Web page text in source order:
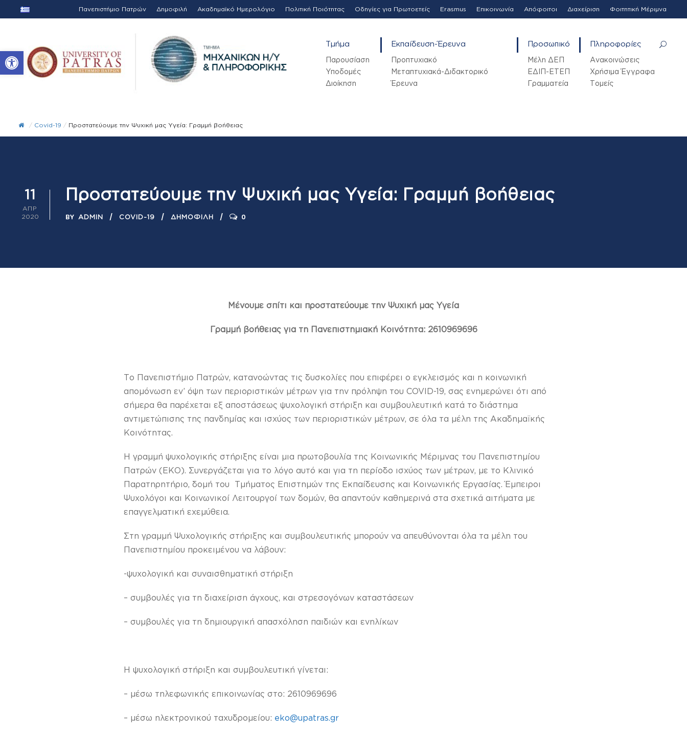
Ανοίξτε τη γραμμή εργαλείων
Πανεπιστήμιο Πατρών Δημοφιλή Ακαδημαϊκό Ημερολόγιο Πολιτική Ποιότητας Οδηγίες για Πρωτοετείς Erasmus Επικοινωνία Απόφοιτοι Διαχείριση Φοιτητική Μέριμνα
Τμήμα
Παρουσίαση
Υποδομές
Διοίκηση
Εκπαίδευση-Έρευνα
Προπτυχιακό
Μεταπτυχιακά-Διδακτορικό
Έρευνα
Προσωπικό
Μέλη ΔΕΠ
ΕΔΙΠ-ΕΤΕΠ
Γραμματεία
Πληροφορίες
Ανακοινώσεις
Χρήσιμα Έγγραφα
Τομείς
/ Covid-19 / Προστατεύουμε την Ψυχική μας Υγεία: Γραμμή βοήθειας
11
ΑΠΡ
2020
Προστατεύουμε την Ψυχική μας Υγεία: Γραμμή βοήθειας
BY ADMIN COVID-19 ΔΗΜΟΦΙΛΉ 0
Μένουμε σπίτι και προστατεύουμε την Ψυχική μας Υγεία
Γραμμή βοήθειας για τη Πανεπιστημιακή Κοινότητα: 2610969696
Το Πανεπιστήμιο Πατρών, κατανοώντας τις δυσκολίες που επιφέρει ο εγκλεισμός και η κοινωνική
απομόνωση εν’ όψη των περιοριστικών μέτρων για την πρόληψη του COVID-19, σας ενημερώνει ότι από
σήμερα θα παρέχεται εξ αποστάσεως ψυχολογική στήριξη και συμβουλευτική κατά το διάστημα
αντιμετώπισης της πανδημίας και ισχύος των περιοριστικών μέτρων, σε όλα τα μέλη της Ακαδημαϊκής
Κοινότητας.
Η γραμμή ψυχολογικής στήριξης είναι μια πρωτοβουλία της Κοινωνικής Μέριμνας του Πανεπιστημίου
Πατρών (ΕΚΟ). Συνεργάζεται για το λόγο αυτό και για τη περίοδο ισχύος των μέτρων, με το Κλινικό
Παρατηρητήριο, δομή του Τμήματος Επιστημών της Εκπαίδευσης και Κοινωνικής Εργασίας. Έμπειροι
Ψυχολόγοι και Κοινωνικοί Λειτουργοί των δομών, θα απαντούν καθημερινά στα σχετικά αιτήματα με
επαγγελματική εχεμύθεια.
Στη γραμμή Ψυχολογικής στήριξης και συμβουλευτικής μπορούν να απευθύνονται όλα τα μέλη του
Πανεπιστημίου προκειμένου να λάβουν:
-ψυχολογική και συναισθηματική στήριξη
– συμβουλές για τη διαχείριση άγχους, και στρεσογόνων καταστάσεων
– συμβουλές για τη δημιουργική απασχόληση παιδιών και ενηλίκων
Η ψυχολογική στήριξη και συμβουλευτική γίνεται:
– μέσω τηλεφωνικής επικοινωνίας στο: 2610969696
– μέσω ηλεκτρονικού ταχυδρομείου: eko@upatras.gr